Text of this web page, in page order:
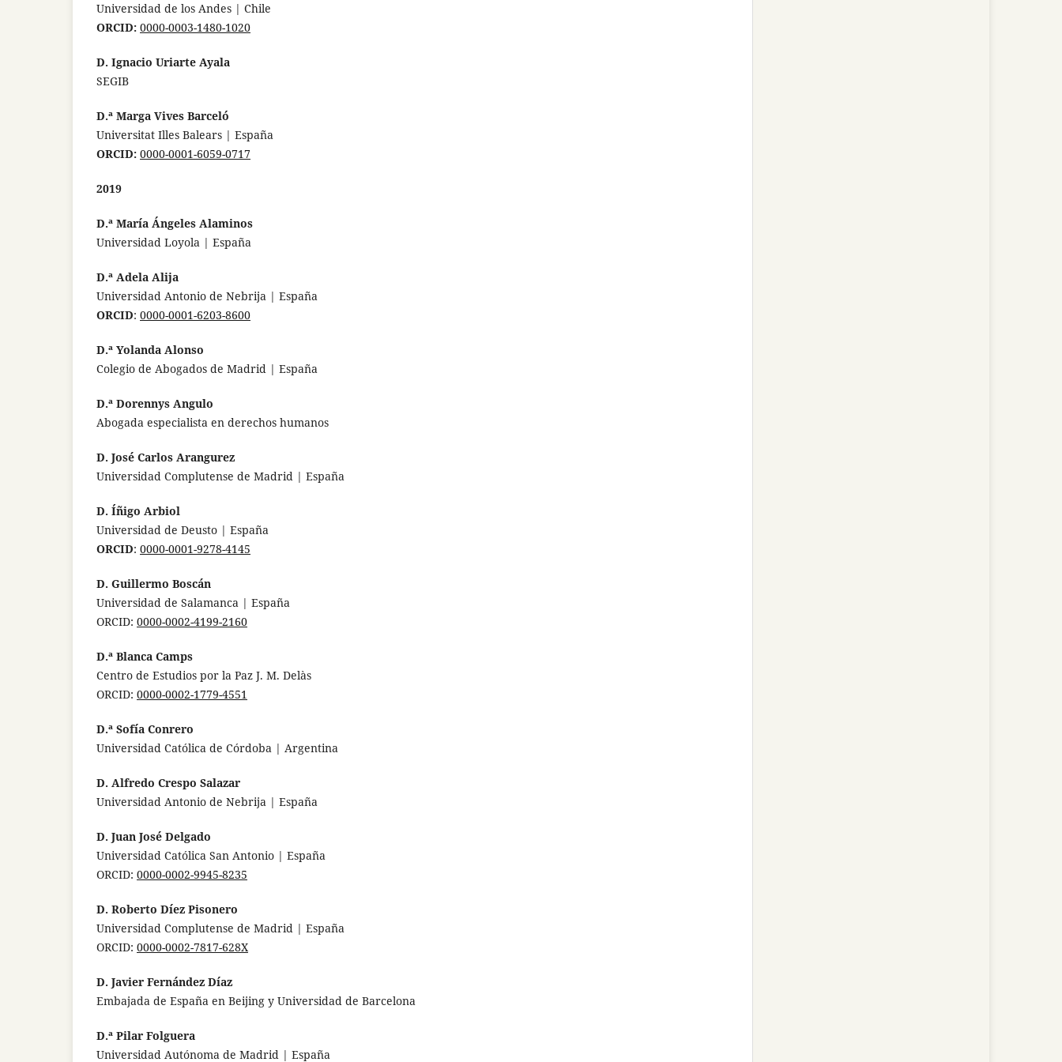
Universidad de los Andes | Chile
ORCID: 0000-0003-1480-1020
D. Ignacio Uriarte Ayala
SEGIB
D.ª Marga Vives Barceló
Universitat Illes Balears | España
ORCID: 0000-0001-6059-0717
2019
D.ª María Ángeles Alaminos
Universidad Loyola | España
D.ª Adela Alija
Universidad Antonio de Nebrija | España
ORCID: 0000-0001-6203-8600
D.ª Yolanda Alonso
Colegio de Abogados de Madrid | España
D.ª Dorennys Angulo
Abogada especialista en derechos humanos
D. José Carlos Arangurez
Universidad Complutense de Madrid | España
D. Íñigo Arbiol
Universidad de Deusto | España
ORCID: 0000-0001-9278-4145
D. Guillermo Boscán
Universidad de Salamanca | España
ORCID: 0000-0002-4199-2160
D.ª Blanca Camps
Centro de Estudios por la Paz J. M. Delàs
ORCID: 0000-0002-1779-4551
D.ª Sofía Conrero
Universidad Católica de Córdoba | Argentina
D. Alfredo Crespo Salazar
Universidad Antonio de Nebrija | España
D. Juan José Delgado
Universidad Católica San Antonio | España
ORCID: 0000-0002-9945-8235
D. Roberto Díez Pisonero
Universidad Complutense de Madrid | España
ORCID: 0000-0002-7817-628X
D. Javier Fernández Díaz
Embajada de España en Beijing y Universidad de Barcelona
D.ª Pilar Folguera
Universidad Autónoma de Madrid | España